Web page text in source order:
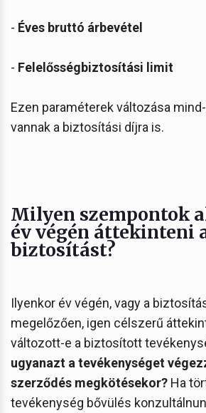
- Éves bruttó árbevétel
- Felelősségbiztosítási limit
Ezen paraméterek változása
vannak a biztosítási díjra is.
Milyen szempontok
év végén áttekinteni
biztosítást?
Ilyenkor év végén, vagy a
megelőzően, igen célszerű
változott-e a biztosított
ugyanazt a tevékenységet
szerződés megkötésekor? Ha
tevékenység bővülés